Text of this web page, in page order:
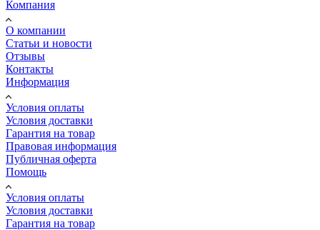
Компания
О компании
Статьи и новости
Отзывы
Контакты
Информация
Условия оплаты
Условия доставки
Гарантия на товар
Правовая информация
Публичная оферта
Помощь
Условия оплаты
Условия доставки
Гарантия на товар